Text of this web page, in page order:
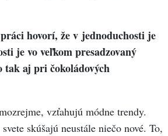
hovorí, že v jednoduchosti je
je vo veľkom presadzovaný
tak aj pri čokoládových
vzťahujú módne trendy.
skúšajú neustále niečo nové. To,